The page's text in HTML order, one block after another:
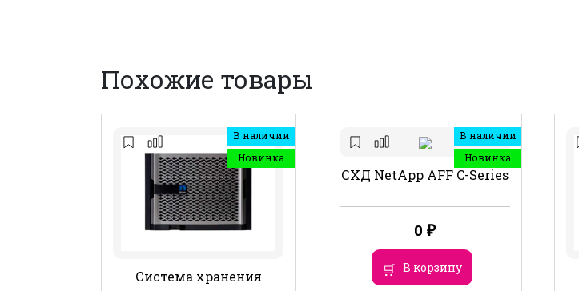
Похожие товары
В наличии
Новинка
Система хранения
В наличии
Новинка
СХД NetApp AFF C-Series
0 ₽
В корзину